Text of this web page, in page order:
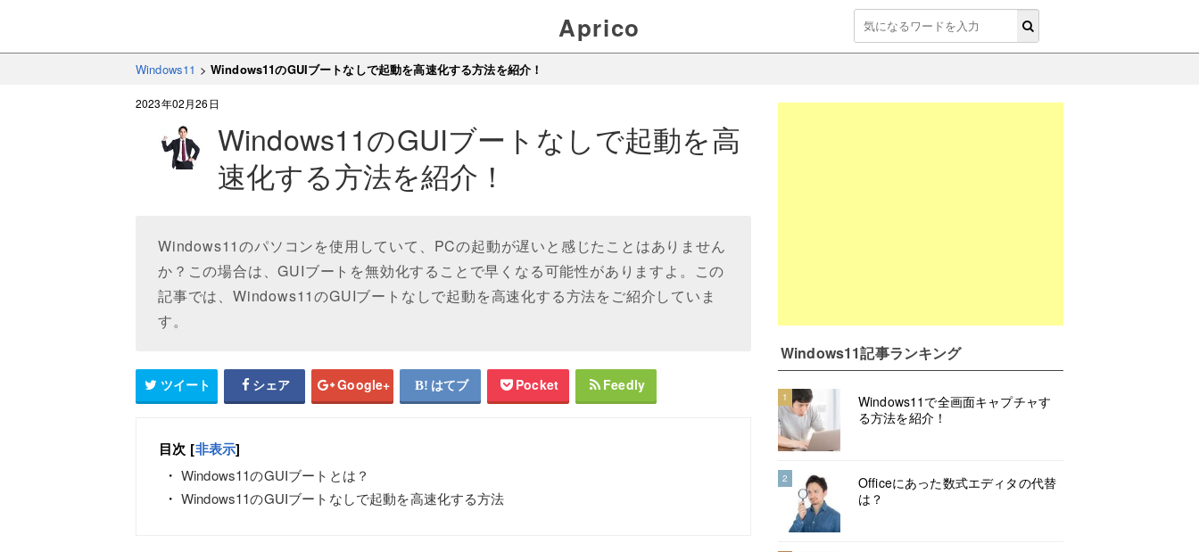
Aprico
Windows11 > Windows11のGUIブートなしで起動を高速化する方法を紹介！
2023年02月26日
Windows11のGUIブートなしで起動を高
速化する方法を紹介！
Windows11のパソコンを使用していて、PCの起動が遅いと感じたことはありません
か？この場合は、GUIブートを無効化することで早くなる可能性がありますよ。この
記事では、Windows11のGUIブートなしで起動を高速化する方法をご紹介していま
す。
ツイート シェア Google+ はてブ Pocket Feedly
目次 [非表示]
Windows11のGUIブートとは？
Windows11のGUIブートなしで起動を高速化する方法
Windows11記事ランキング
1
Windows11で全画面キャプチャす
る方法を紹介！
2
Officeにあった数式エディタの代替
は？